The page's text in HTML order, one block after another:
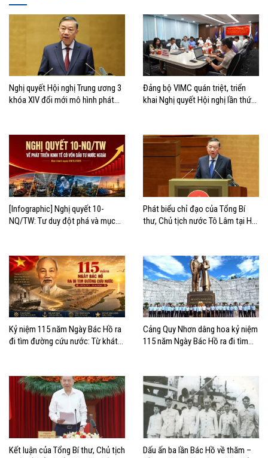
Nghị quyết Hội nghị Trung ương 3
khóa XIV đổi mới mô hình phát
Đảng bộ VIMC quán triệt, triển
khai Nghị quyết Hội nghị lần thứ
[Infographic] Nghị quyết 10-
NQ/TW: Tư duy đột phá và mục
Phát biểu chỉ đạo của Tổng Bí
thư, Chủ tịch nước Tô Lâm tại Hội
Kỷ niệm 115 năm Ngày Bác Hồ ra
đi tìm đường cứu nước: Từ khát
Cảng Quy Nhơn dâng hoa kỷ niệm
115 năm Ngày Bác Hồ ra đi tìm
Kết luận của Tổng Bí thư, Chủ tịch
Dấu ấn ba lần Bác Hồ về thăm –